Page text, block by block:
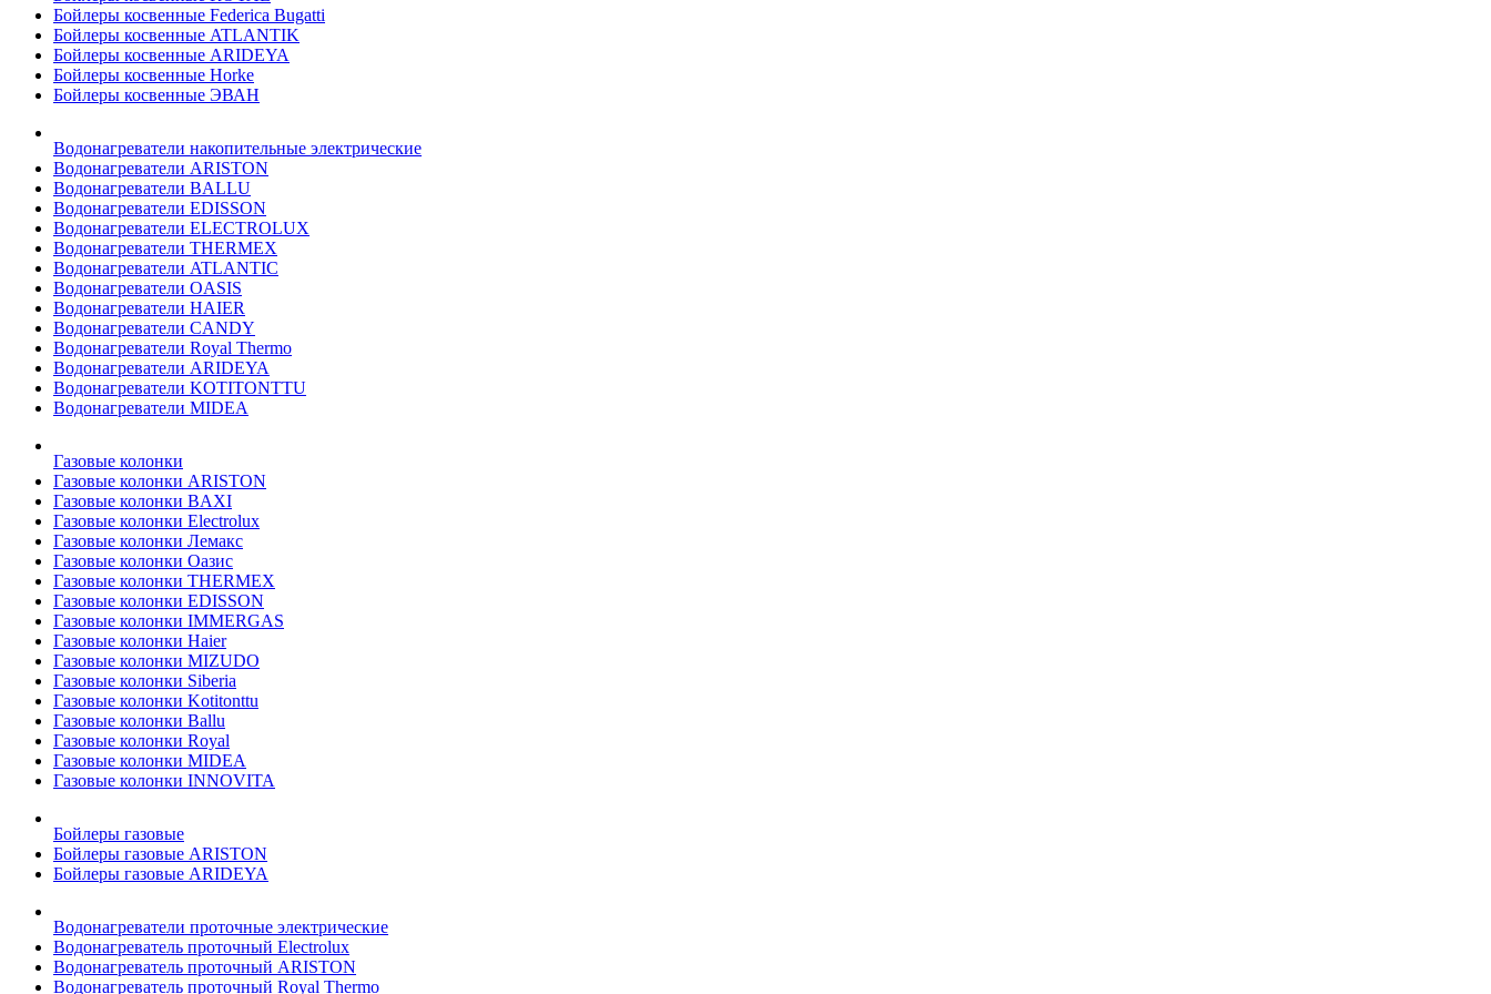
Бойлеры косвенные Federica Bugatti
Бойлеры косвенные ATLANTIK
Бойлеры косвенные ARIDEYA
Бойлеры косвенные Horke
Бойлеры косвенные ЭВАН
Водонагреватели накопительные электрические
Водонагреватели ARISTON
Водонагреватели BALLU
Водонагреватели EDISSON
Водонагреватели ELECTROLUX
Водонагреватели THERMEX
Водонагреватели ATLANTIC
Водонагреватели OASIS
Водонагреватели HAIER
Водонагреватели CANDY
Водонагреватели Royal Thermo
Водонагреватели ARIDEYA
Водонагреватели KOTITONTTU
Водонагреватели MIDEA
Газовые колонки
Газовые колонки ARISTON
Газовые колонки BAXI
Газовые колонки Electrolux
Газовые колонки Лемакс
Газовые колонки Оазис
Газовые колонки THERMEX
Газовые колонки EDISSON
Газовые колонки IMMERGAS
Газовые колонки Haier
Газовые колонки MIZUDO
Газовые колонки Siberia
Газовые колонки Kotitonttu
Газовые колонки Ballu
Газовые колонки Royal
Газовые колонки MIDEA
Газовые колонки INNOVITA
Бойлеры газовые
Бойлеры газовые ARISTON
Бойлеры газовые ARIDEYA
Водонагреватели проточные электрические
Водонагреватель проточный Electrolux
Водонагреватель проточный ARISTON
Водонагреватель проточный Royal Thermo